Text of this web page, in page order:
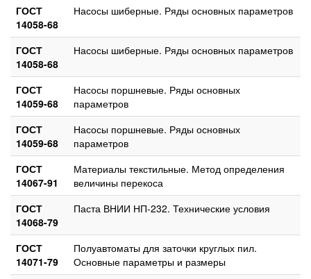
ГОСТ
14058-68
Насосы шиберные. Ряды основных параметров
ГОСТ
14058-68
Насосы шиберные. Ряды основных параметров
ГОСТ
14059-68
Насосы поршневые. Ряды основных
параметров
ГОСТ
14059-68
Насосы поршневые. Ряды основных
параметров
ГОСТ
14067-91
Материалы текстильные. Метод определения
величины перекоса
ГОСТ
14068-79
Паста ВНИИ НП-232. Технические условия
ГОСТ
14071-79
Полуавтоматы для заточки круглых пил.
Основные параметры и размеры